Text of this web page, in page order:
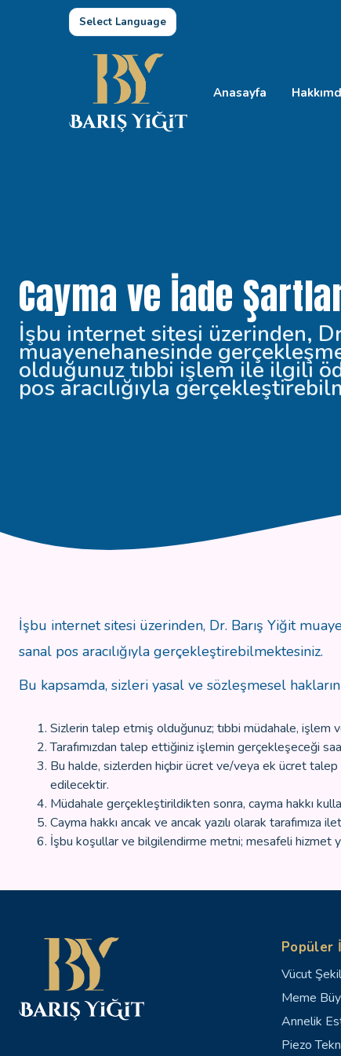
Select Language
Anasayfa
Cayma ve İade
İşbu internet sitesi üzerinden,
muayenehanesinde
olduğunuz tıbbi işlem ile ilgili
pos aracılığıyla
İşbu internet sitesi üzerinden, Dr. Barış Yiğit
sanal pos aracılığıyla gerçekleştirebilmektesiniz.
Bu kapsamda, sizleri yasal ve sözleşmesel
Sizlerin talep etmiş olduğunuz; tıbbi müdahale, işlem
Tarafımızdan talep ettiğiniz işlemin gerçekleşeceği
Bu halde, sizlerden hiçbir ücret ve/veya ek ücret
edilecektir.
Müdahale gerçekleştirildikten sonra, cayma hakkı
Cayma hakkı ancak ve ancak yazılı olarak tarafımıza
İşbu koşullar ve bilgilendirme metni; mesafeli hizmet
Popüler
Vücut
Meme
Annelik
Piezo